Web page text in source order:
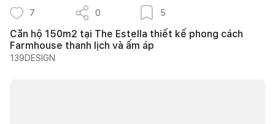
7 0 5
Căn hộ 150m2 tại The Estella thiết kế phong cách
Farmhouse thanh lịch và ấm áp
139DESIGN